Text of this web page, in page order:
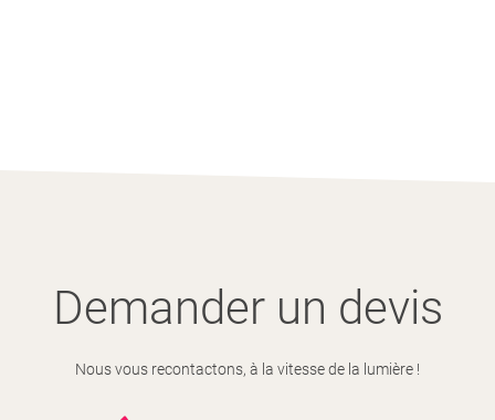
Demander un devis
Nous vous recontactons, à la vitesse de la lumière !